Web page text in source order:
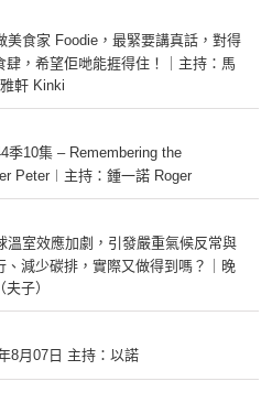
美食家 Foodie，最緊要講真話，對得
，希望佢哋能捱得住！｜主持：馬
軒 Kinki
季10集 – Remembering the
Peter︱主持：鍾一諾 Roger
溫室效應加劇，引發嚴重氣候反常與
減少碳排，實際又做得到嗎？｜晚
子）
8月07日 主持：以諾